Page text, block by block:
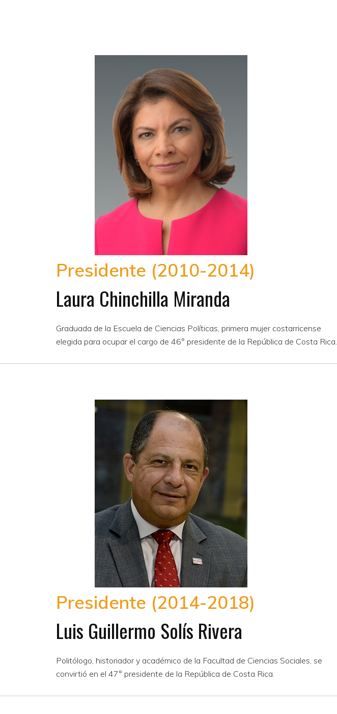
Presidente (2010-2014)
Laura Chinchilla Miranda
Graduada de la Escuela de Ciencias Políticas, primera mujer costarricense
elegida para ocupar el cargo de 46° presidente de la República de Costa Rica.
Presidente (2014-2018)
Luis Guillermo Solís Rivera
Politólogo, historiador y académico de la Facultad de Ciencias Sociales, se
convirtió en el 47° presidente de la República de Costa Rica.